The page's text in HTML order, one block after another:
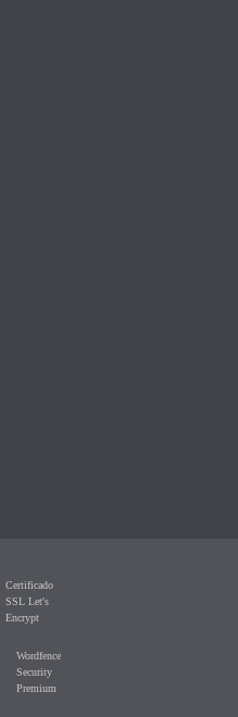
Certificado
SSL Let's
Encrypt
Wordfence
Security
Premium